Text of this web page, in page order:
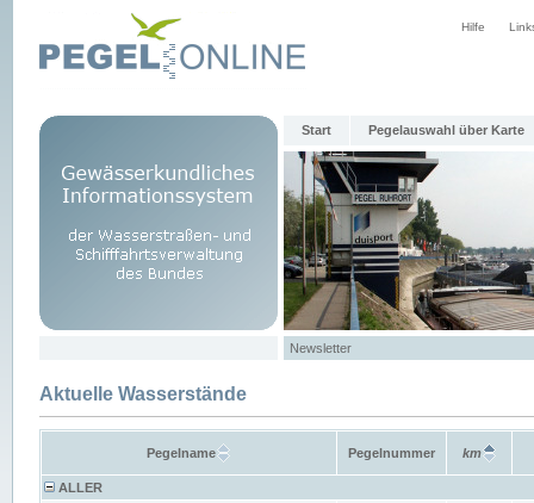
Hilfe
Start Pegelauswahl über Karte
Newsletter
Aktuelle Wasserstände
Pegelname Pegelnummer km
ALLER